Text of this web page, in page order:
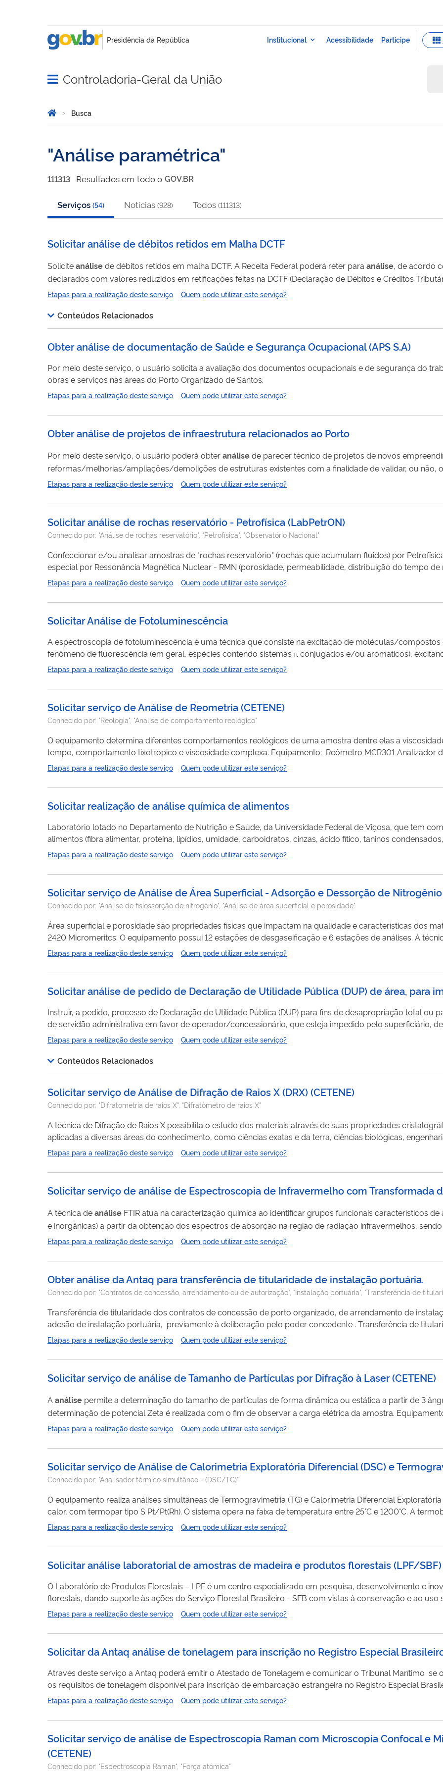
Abrir menu principal de navegação
Controladoria-Geral da União
Você está aqui:
Página Inicial
Busca
Análise paramétrica
111313 Resultadosem todo o GOV.BR
Serviços (54) Notícias (928) Todos (111313)
Solicitar análise de débitos retidos em Malha DCTF
Soliciteanálise de débitos retidos em malha DCTF. A Receita Federal poderá reter para análise, de acordo
declarados com valores reduzidos em retificações feitas na DCTF (Declaração de Débitos e Créditos Tributários Federais).
pode solicitar aanálise
Etapas para a realização deste serviço Quem pode utilizar este serviço?
Conteúdos Relacionados
Obter análise de documentação de Saúde e Segurança Ocupacional (APS S.A)
Por meio deste serviço, o usuário solicita a avaliação dos documentos ocupacionais e de segurança do
obras e serviços nas áreas do Porto Organizado de Santos.
Etapas para a realização deste serviço Quem pode utilizar este serviço?
Obter análise de projetos de infraestrutura relacionados ao Porto
Por meio deste serviço, o usuário poderá obteranálisede parecer técnico de projetos de novos
reformas/melhorias/ampliações/demolições de estruturas existentes com a finalidade de validar, ou não,
apresentados
Etapas para a realização deste serviço Quem pode utilizar este serviço?
Solicitar análise de rochas reservatório - Petrofísica(LabPetrON)
Conhecido por: "Análise de rochas reservatório", "Petrofísica", "Observatório Nacional"
Confeccionar e/ou analisar amostras de "rochas reservatório" (rochas que acumulam fluidos) por
especial por Ressonância Magnética Nuclear - RMN (porosidade, permeabilidade, distribuição do tempo de relaxação). Tais análises são
um melhor entendimento do sistema poroso onde se encontra confinado e distribuído o fluido (água ou
Etapas para a realização deste serviço Quem pode utilizar este serviço?
Solicitar Análise de Fotoluminescência
A espectroscopia de fotoluminescência é uma técnica que consiste na excitação de moléculas/compostos
fenômeno de fluorescência (em geral, espécies contendo sistemas π conjugados e/ou aromáticos),
moléculas com o comprimento de onda apropriado (λ excitação) e medindo-se a intensidade da radiação
Esta técnica é bastante apropriada para pesquisa científica na identificação de transições eletrônicas
regiões...
Etapas para a realização deste serviço Quem pode utilizar este serviço?
Solicitar serviço de Análise de Reometria (CETENE)
Conhecido por: "Reologia", "Analise de comportamento reológico"
O equipamento determina diferentes comportamentos reológicos de uma amostra dentre elas a
tempo, comportamento tixotrópico e viscosidade complexa. Equipamento: Reômetro
Etapas para a realização deste serviço Quem pode utilizar este serviço?
Solicitar realização de análise química de alimentos
Laboratório lotado no Departamento de Nutrição e Saúde, da Universidade Federal de Viçosa, que tem
alimentos (fibra alimentar, proteína, lipídios, umidade, carboidratos, cinzas, ácido fítico, taninos
biologia molecular (PCR-RT), ensaios biológicos com animais experimentais (toxicidade, qualidade proteica,
compostos bioativos nas alterações...
Etapas para a realização deste serviço Quem pode utilizar este serviço?
Solicitar serviço de Análise de Área Superficial - Adsorção e Dessorção de Nitrogênio
Conhecido por: "Análise de fisiossorção de nitrogênio", "Análise de área superficial e porosidade"
Área superficial e porosidade são propriedades físicas que impactam na qualidade e características dos
2420 Micromeritcs: O equipamento possui 12 estações de desgaseificação e 6 estações de análises. A
análises de área superficial desde 0,01 m /g e de tamanho de poros de 3,5Å a 0,4μm. A técnica de
nitrogênio (N2) é utilizada para a determinação da área superficial específica, volume de poros e tamanho
Etapas para a realização deste serviço Quem pode utilizar este serviço?
Solicitar análise de pedido de Declaração de Utilidade Pública (DUP) de área, para
Instruir, a pedido, processo de Declaração de Utilidade Pública (DUP) para fins de desapropriação total ou
de servidão administrativa em favor de operador/concessionário, que esteja impedido pelo superficiário,
atividades de exploração e produção de hidrocarbonetos. Para utilizar esse serviço você deve ter um cadastro como usuário
externo do SEI-ANP. Para mais informações acesse o serviço " Solicitar cadastro como usuário externo no
Etapas para a realização deste serviço Quem pode utilizar este serviço?
Conteúdos Relacionados
Solicitar serviço de Análise de Difração de Raios X (DRX) (CETENE)
Conhecido por: "Difratometria de raios X", "Difratômetro de raios X"
A técnica de Difração de Raios X possibilita o estudo dos materiais através de suas propriedades
aplicadas a diversas áreas do conhecimento, como ciências exatas e da terra, ciências biológicas,
ciências da saúde e ciências agrárias. Tendo essas áreas como base é possível aplicar em vários campos de
desenvolvimento industrial. Através do difratograma, pode-se analisar o material mediante suas
Etapas para a realização deste serviço Quem pode utilizar este serviço?
Solicitar serviço de análise de Espectroscopia de Infravermelho com Transformada
A técnica deanálise FTIR atua na caracterização química ao identificar grupos funcionais característicos de
e inorgânicas) a partir da obtenção dos espectros de absorção na região de radiação infravermelhos,
amplamente utilizada. Atua em diversas linhas de pesquisas, desde nanotecnologia com
Etapas para a realização deste serviço Quem pode utilizar este serviço?
Obter análise da Antaq para transferência de titularidade de instalação portuária.
Conhecido por: "Contratos de concessão, arrendamento ou de autorização", "Instalação portuária", "Transferência de
Transferência de titularidade dos contratos de concessão de porto organizado, de arrendamento de
adesão de instalação portuária, previamente à deliberação pelo poder concedente . Transferência de titularidade é o
procedimento formalizado através de termo aditivo contratual, pelo qual o titular transfere integralmente os
provenientes do contrato para outra pessoa jurídica, que assume a titularidade do contrato no lugar do seu
Etapas para a realização deste serviço Quem pode utilizar este serviço?
Solicitar serviço de análise de Tamanho de Partículas por Difração à Laser (CETENE)
A análise permite a determinação do tamanho de partículas de forma dinâmica ou estática a partir de 3
determinação de potencial Zeta é realizada com o fim de observar a carga elétrica da amostra.
Etapas para a realização deste serviço Quem pode utilizar este serviço?
Solicitar serviço de Análise de Calorimetria Exploratória Diferencial (DSC) e
Conhecido por: "Analisador térmico simultâneo - (DSC/TG)"
O equipamento realiza análises simultâneas de Termogravimetria (TG) e Calorimetria Diferencial
calor, com termopar tipo S Pt/Pt(Rh). O sistema opera na faixa de temperatura entre 25°C e 1200°C. A
resolução de 0,1µg que mede a massa da amostra à medida que ela passa por um regime de
prescrito. Os porta-amostras (cadinhos) existem em vários tipos de materiais, tais como: platina, alumina,
atender...
Etapas para a realização deste serviço Quem pode utilizar este serviço?
Solicitar análise laboratorial de amostras de madeira e produtos florestais(LPF/SBF)
O Laboratório de Produtos Florestais – LPF é um centro especializado em pesquisa, desenvolvimento e
florestais, dando suporte às ações do Serviço Florestal Brasileiro - SFB com vistas à conservação e ao uso
laboratoriais são serviços técnicos especializados ofertados pelo Laboratório de Produtos Florestais nas
Biodegradação e Preservação, Energia da Biomassa,...
Etapas para a realização deste serviço Quem pode utilizar este serviço?
Solicitar da Antaq análise de tonelagem para inscrição no Registro Especial
Através deste serviço a Antaq poderá emitir o Atestado de Tonelagem e comunicar o Tribunal Marítimo se
os requisitos de tonelagem disponível para inscrição de embarcação estrangeira no Registro Especial
Etapas para a realização deste serviço Quem pode utilizar este serviço?
Solicitar serviço de análise de Espectroscopia Raman com Microscopia Confocal e
(CETENE)
Conhecido por: "Espectroscopia Raman", "Força atômica"